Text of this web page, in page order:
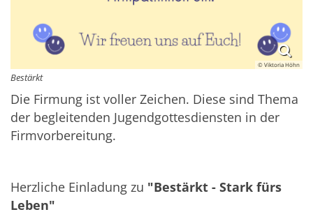
© Viktoria Höhn
Bestärkt
Die Firmung ist voller Zeichen. Diese sind Thema
der begleitenden Jugendgottesdiensten in der
Firmvorbereitung.
Herzliche Einladung zu "Bestärkt - Stark fürs
Leben"